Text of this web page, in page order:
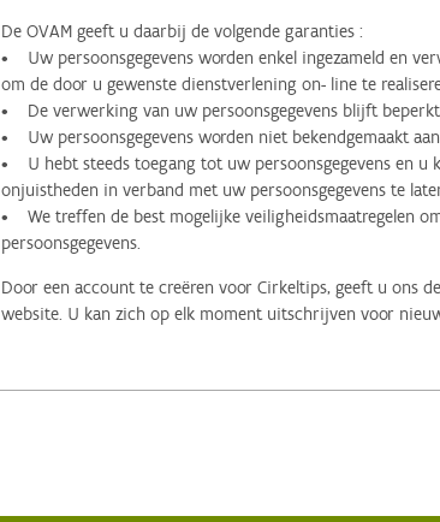
De OVAM geeft u daarbij de volgende garanties :
• Uw persoonsgegevens worden enkel ingezameld en
om de door u gewenste dienstverlening on- line te
• De verwerking van uw persoonsgegevens blijft
• Uw persoonsgegevens worden niet bekendgemaakt
• U hebt steeds toegang tot uw persoonsgegevens en
onjuistheden in verband met uw persoonsgegevens te
• We treffen de best mogelijke veiligheidsmaatregelen
persoonsgegevens.
Door een account te creëren voor Cirkeltips, geeft u ons
website. U kan zich op elk moment uitschrijven voor